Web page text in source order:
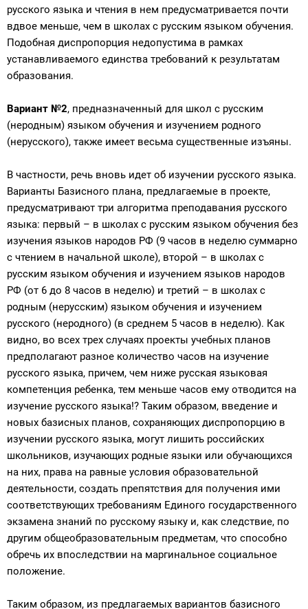
русского языка и чтения в нем предусматривается почти
вдвое меньше, чем в школах с русским языком обучения.
Подобная диспропорция недопустима в рамках
устанавливаемого единства требований к результатам
образования.
Вариант №2, предназначенный для школ с русским
(неродным) языком обучения и изучением родного
(нерусского), также имеет весьма существенные изъяны.
В частности, речь вновь идет об изучении русского языка.
Варианты Базисного плана, предлагаемые в проекте,
предусматривают три алгоритма преподавания русского
языка: первый – в школах с русским языком обучения без
изучения языков народов РФ (9 часов в неделю суммарно
с чтением в начальной школе), второй – в школах с
русским языком обучения и изучением языков народов
РФ (от 6 до 8 часов в неделю) и третий – в школах с
родным (нерусским) языком обучения и изучением
русского (неродного) (в среднем 5 часов в неделю). Как
видно, во всех трех случаях проекты учебных планов
предполагают разное количество часов на изучение
русского языка, причем, чем ниже русская языковая
компетенция ребенка, тем меньше часов ему отводится на
изучение русского языка!? Таким образом, введение и
новых базисных планов, сохраняющих диспропорцию в
изучении русского языка, могут лишить российских
школьников, изучающих родные языки или обучающихся
на них, права на равные условия образовательной
деятельности, создать препятствия для получения ими
соответствующих требованиям Единого государственного
экзамена знаний по русскому языку и, как следствие, по
другим общеобразовательным предметам, что способно
обречь их впоследствии на маргинальное социальное
положение.
Таким образом, из предлагаемых вариантов базисного